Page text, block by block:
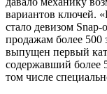
вариантов ключей.
стало девизом
продажам более 500
выпущен первый
содержавший более
том числе